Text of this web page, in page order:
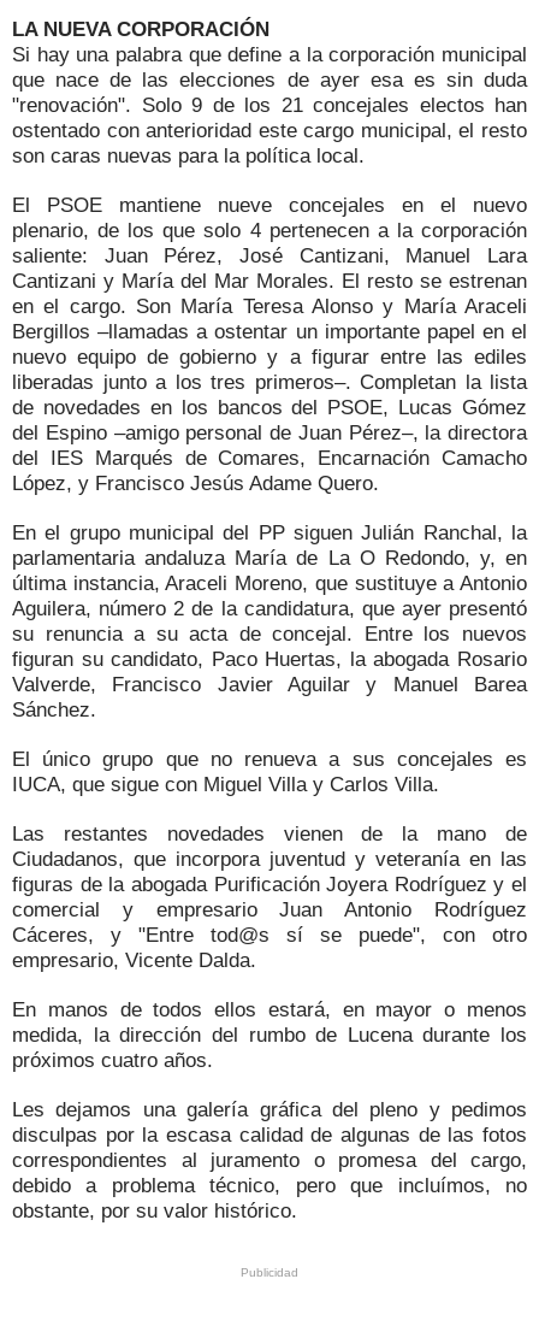
LA NUEVA CORPORACIÓN
Si hay una palabra que define a la corporación municipal
que nace de las elecciones de ayer esa es sin duda
"renovación". Solo 9 de los 21 concejales electos han
ostentado con anterioridad este cargo municipal, el resto
son caras nuevas para la política local.
El PSOE mantiene nueve concejales en el nuevo
plenario, de los que solo 4 pertenecen a la corporación
saliente: Juan Pérez, José Cantizani, Manuel Lara
Cantizani y María del Mar Morales. El resto se estrenan
en el cargo. Son María Teresa Alonso y María Araceli
Bergillos –llamadas a ostentar un importante papel en el
nuevo equipo de gobierno y a figurar entre las ediles
liberadas junto a los tres primeros–. Completan la lista
de novedades en los bancos del PSOE, Lucas Gómez
del Espino –amigo personal de Juan Pérez–, la directora
del IES Marqués de Comares, Encarnación Camacho
López, y Francisco Jesús Adame Quero.
En el grupo municipal del PP siguen Julián Ranchal, la
parlamentaria andaluza María de La O Redondo, y, en
última instancia, Araceli Moreno, que sustituye a Antonio
Aguilera, número 2 de la candidatura, que ayer presentó
su renuncia a su acta de concejal. Entre los nuevos
figuran su candidato, Paco Huertas, la abogada Rosario
Valverde, Francisco Javier Aguilar y Manuel Barea
Sánchez.
El único grupo que no renueva a sus concejales es
IUCA, que sigue con Miguel Villa y Carlos Villa.
Las restantes novedades vienen de la mano de
Ciudadanos, que incorpora juventud y veteranía en las
figuras de la abogada Purificación Joyera Rodríguez y el
comercial y empresario Juan Antonio Rodríguez
Cáceres, y "Entre tod@s sí se puede", con otro
empresario, Vicente Dalda.
En manos de todos ellos estará, en mayor o menos
medida, la dirección del rumbo de Lucena durante los
próximos cuatro años.
Les dejamos una galería gráfica del pleno y pedimos
disculpas por la escasa calidad de algunas de las fotos
correspondientes al juramento o promesa del cargo,
debido a problema técnico, pero que incluímos, no
obstante, por su valor histórico.